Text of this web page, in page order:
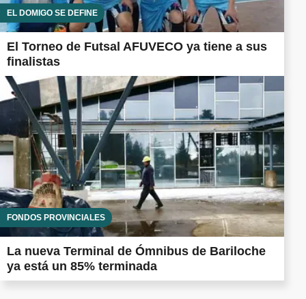
EL DOMIGO SE DEFINE
El Torneo de Futsal AFUVECO ya tiene a sus
finalistas
FONDOS PROVINCIALES
La nueva Terminal de Ómnibus de Bariloche
ya está un 85% terminada